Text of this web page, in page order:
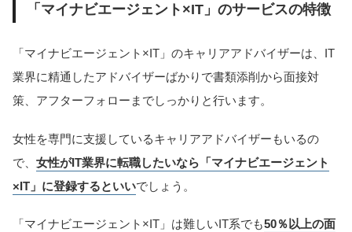
「マイナビエージェント×IT」のサービスの特徴
「マイナビエージェント×IT」のキャリアアドバイザーは、IT
業界に精通したアドバイザーばかりで書類添削から面接対
策、アフターフォローまでしっかりと行います。
女性を専門に支援しているキャリアアドバイザーもいるの
で、 女性がIT業界に転職したいなら「マイナビエージェント
×IT」に登録するといいでしょう。
「マイナビエージェント×IT」は難しいIT系でも50％以上の面